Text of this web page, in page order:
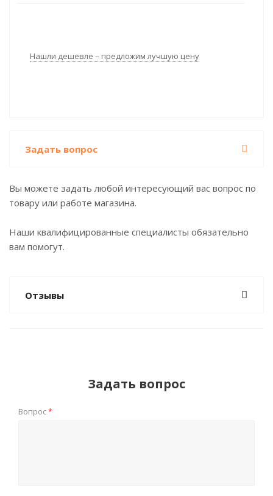
Нашли дешевле – предложим лучшую цену
Задать вопрос
Вы можете задать любой интересующий вас вопрос по
товару или работе магазина.
Наши квалифицированные специалисты обязательно
вам помогут.
Отзывы
Задать вопрос
Вопрос*